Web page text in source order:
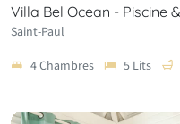
Villa Bel Ocean - Piscine
Saint-Paul
4 Chambres
5 Lits